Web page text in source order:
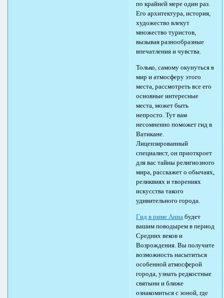
по крайней мере один раз.
Его архитектура, история,
художество влекут
множество туристов,
вызывая разнообразные
впечатления и чувства.
Только, самому окунуться в
мир и атмосферу этого
места, рассмотреть все его
основные интересные
места, может быть
непросто. Тут вам
несомненно поможет гид в
Ватикане.
Лицензированный
специалист, он приоткроет
для вас тайны религиозного
мира, расскажет о обычаях,
реликвиях и творениях
искусства такого
удивительного города.
Гид в риме Анна будет
вашим поводырем в период
Средних веков и
Возрождения. Вы получите
возможность насытиться
особенной атмосферой
города, узнать редкостные
святыни и ближе
ознакомиться с зоной, где